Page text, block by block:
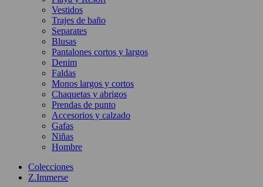
Vestidos
Trajes de baño
Separates
Blusas
Pantalones cortos y largos
Denim
Faldas
Monos largos y cortos
Chaquetas y abrigos
Prendas de punto
Accesorios y calzado
Gafas
Niñas
Hombre
Colecciones
Z.Immerse